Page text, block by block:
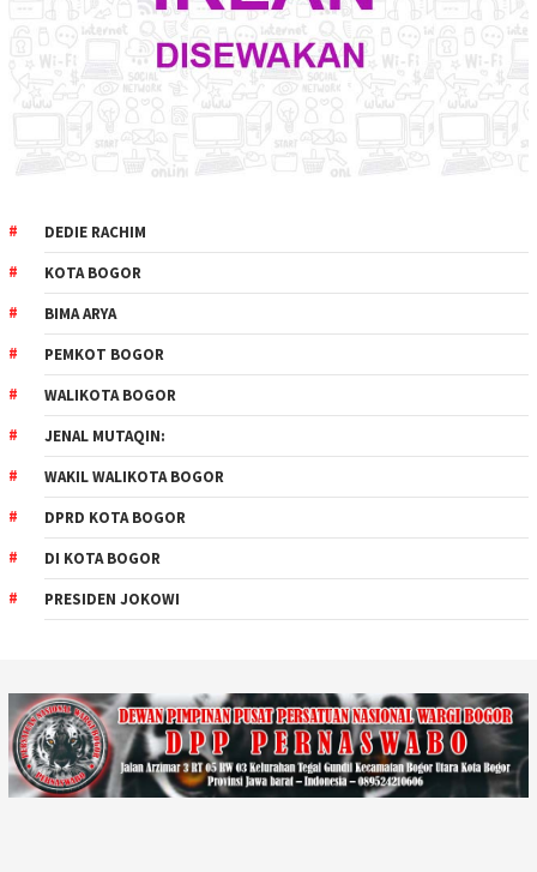
DEDIE RACHIM
KOTA BOGOR
BIMA ARYA
PEMKOT BOGOR
WALIKOTA BOGOR
JENAL MUTAQIN:
WAKIL WALIKOTA BOGOR
DPRD KOTA BOGOR
DI KOTA BOGOR
PRESIDEN JOKOWI